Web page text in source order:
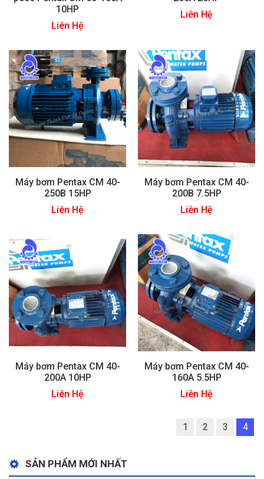
10HP
Liên Hệ
Liên Hệ
Máy bơm Pentax CM 40-
250B 15HP
Liên Hệ
Máy bơm Pentax CM 40-
200B 7.5HP
Liên Hệ
Máy bơm Pentax CM 40-
200A 10HP
Liên Hệ
Máy bơm Pentax CM 40-
160A 5.5HP
Liên Hệ
1 2 3 4
SẢN PHẨM MỚI NHẤT